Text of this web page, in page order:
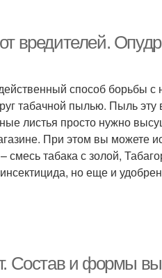
вредителей.
способ борьбы
табачной пылью. Пыль эту
листья просто нужно
При этом вы можете
табака с золой,
но еще и
Состав и формы